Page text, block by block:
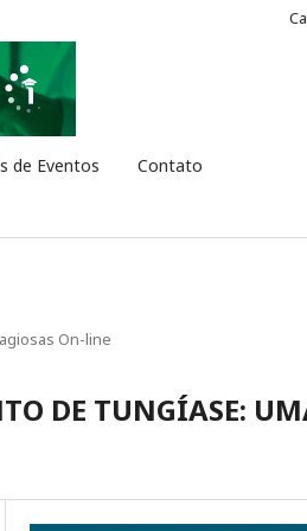
de Eventos Contato
On-line
DE TUNGÍASE: